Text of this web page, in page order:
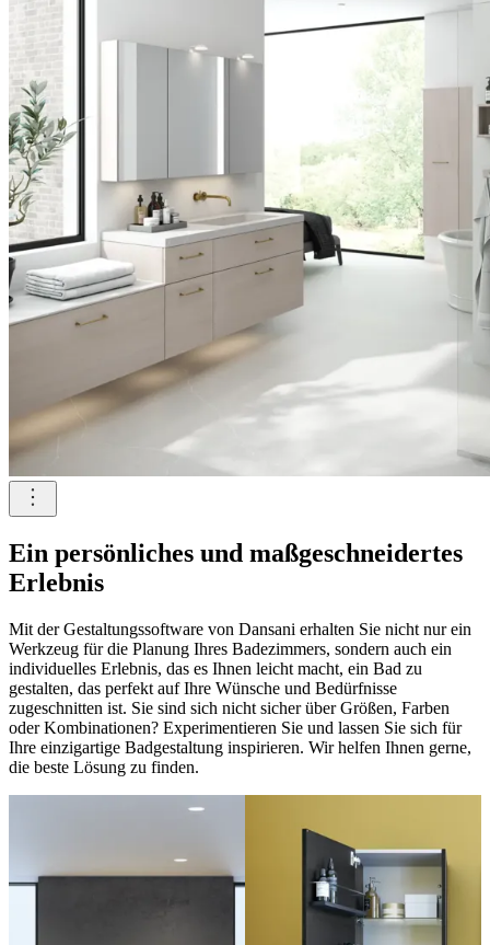
Ein persönliches und maßgeschneidertes
Erlebnis
Mit der Gestaltungssoftware von Dansani erhalten Sie nicht nur ein
Werkzeug für die Planung Ihres Badezimmers, sondern auch ein
individuelles Erlebnis, das es Ihnen leicht macht, ein Bad zu
gestalten, das perfekt auf Ihre Wünsche und Bedürfnisse
zugeschnitten ist. Sie sind sich nicht sicher über Größen, Farben
oder Kombinationen? Experimentieren Sie und lassen Sie sich für
Ihre einzigartige Badgestaltung inspirieren. Wir helfen Ihnen gerne,
die beste Lösung zu finden.